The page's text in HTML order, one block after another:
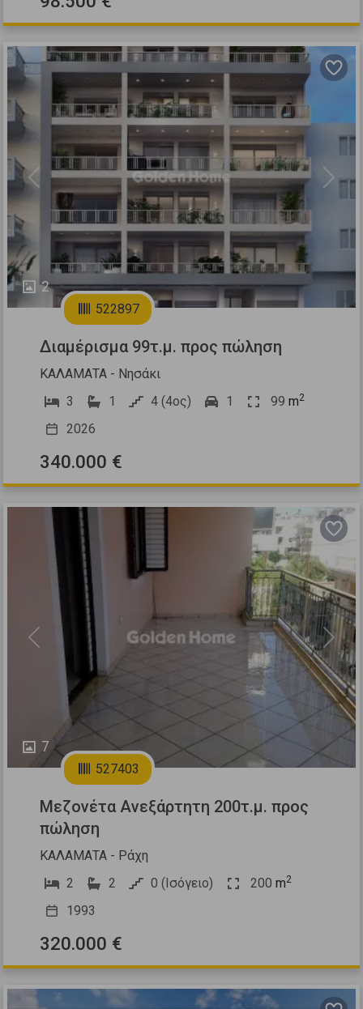
2
Previous Next
522897
Διαμέρισμα 99τ.μ. προς πώληση
ΚΑΛΑΜΑΤΑ - Νησάκι
3
1 4 (4ος) 1 99 m2
2026
340.000 €
7
Previous Next
527403
Μεζονέτα Ανεξάρτητη 200τ.μ. προς
πώληση
ΚΑΛΑΜΑΤΑ - Ράχη
2
2 0 (Ισόγειο) 200 m2
1993
320.000 €